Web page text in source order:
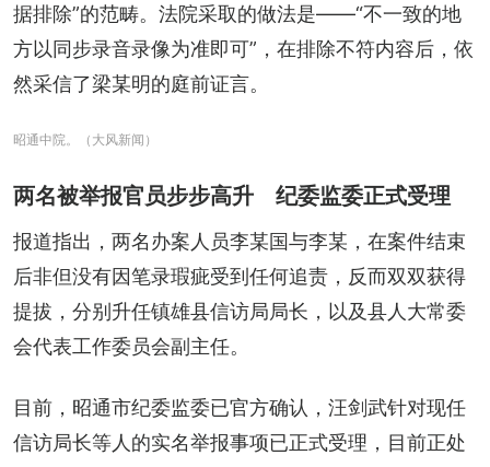
据排除”的范畴。法院采取的做法是——“不一致的地
方以同步录音录像为准即可”，在排除不符内容后，依
然采信了梁某明的庭前证言。
昭通中院。（大风新闻）
两名被举报官员步步高升 纪委监委正式受理
报道指出，两名办案人员李某国与李某，在案件结束
后非但没有因笔录瑕疵受到任何追责，反而双双获得
提拔，分别升任镇雄县信访局局长，以及县人大常委
会代表工作委员会副主任。
目前，昭通市纪委监委已官方确认，汪剑武针对现任
信访局长等人的实名举报事项已正式受理，目前正处